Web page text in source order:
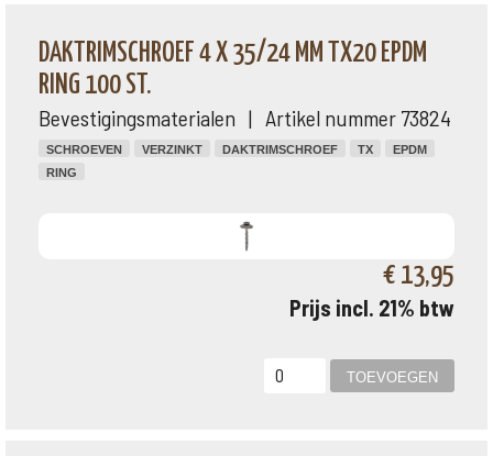
DAKTRIMSCHROEF 4 X 35/24 MM TX20 EPDM
RING 100 ST.
Bevestigingsmaterialen | Artikel nummer 73824
SCHROEVEN VERZINKT DAKTRIMSCHROEF TX
EPDM
RING
€ 13,95
Prijs incl. 21% btw